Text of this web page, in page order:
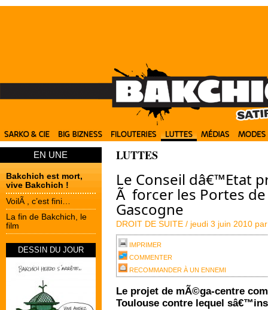
EN UNE
Bakchich est mort,
vive Bakchich !
VoilÃ , c’est fini…
La fin de Bakchich, le
film
DESSIN DU JOUR
LUTTES
Le Conseil dâ€™Etat
Ã forcer les Portes de
Gascogne
DROIT DE SUITE / jeudi 3 juin 2010
IMPRIMER
COMMENTER
RECOMMANDER À UN ENNEMI
Le projet de mÃ©ga-centre
Toulouse contre lequel